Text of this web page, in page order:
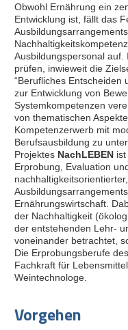
Obwohl Ernährung ein
Entwicklung ist, fällt das
Ausbildungspersonal
prüfen, inwieweit die
“Berufliches Entscheiden
zur Entwicklung von
Systemkompetenzen
von thematischen
Kompetenzerwerb mit
Berufsausbildung zu
Projektes NachLEBEN
Erprobung, Evaluation
Ernährungswirtschaft.
der Nachhaltigkeit
der entstehenden Lehr-
voneinander betrachtet,
Die Erprobungsberufe
Fachkraft für
Weintechnologe.
Vorgehen